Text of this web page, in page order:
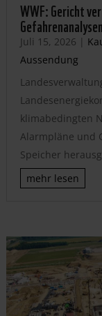
WWF: Gericht
Juli 15, 2026 |
Aussendung
klimabedingten
Alarmpläne und
Speicher
mehr lesen